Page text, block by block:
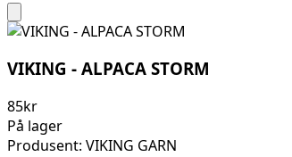
VIKING - ALPACA STORM
85kr
På lager
Produsent: VIKING GARN